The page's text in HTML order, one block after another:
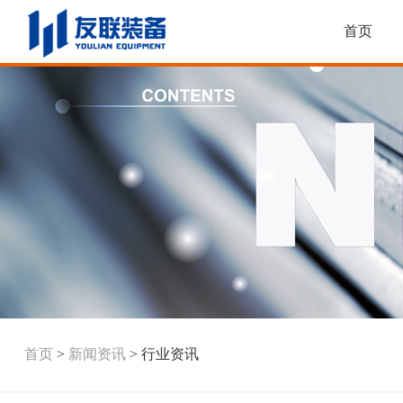
首页
首页> 新闻资讯> 行业资讯